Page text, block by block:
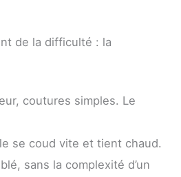
de la difficulté : la
coutures simples. Le
se coud vite et tient chaud.
sans la complexité d’un